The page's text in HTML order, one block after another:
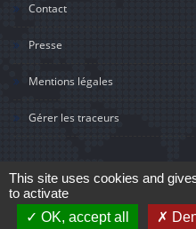
Contact
Presse
Mentions légales
Gérer les traceurs
©2020
This site uses cookies and
to activate
OK, accept all